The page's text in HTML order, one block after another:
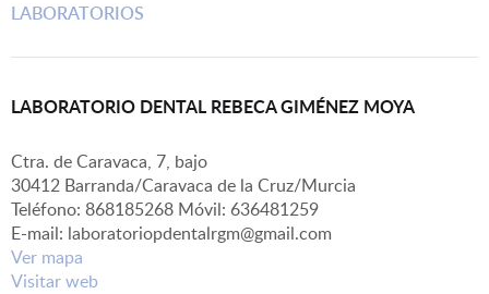
LABORATORIOS
LABORATORIO DENTAL REBECA GIMÉNEZ MOYA
Ctra. de Caravaca, 7, bajo
30412 Barranda/Caravaca de la Cruz/Murcia
Teléfono: 868185268 Móvil: 636481259
E-mail: laboratoriopdentalrgm@gmail.com
Ver mapa
Visitar web